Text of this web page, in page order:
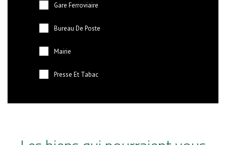
Gare Ferroviaire
Bureau De Poste
Mairie
Presse Et Tabac